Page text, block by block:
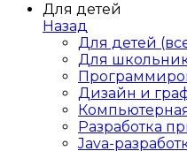
Для детей
Назад
Для детей
Для
Дизайн и
Разработка
Java-